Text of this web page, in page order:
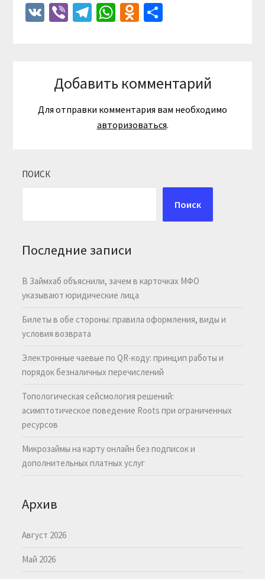
VKViberTelegram
WhatsApp
Odnoklassniki
Отправить
Добавить комментарий
Для отправки комментария вам необходимо
авторизоваться.
ПОИСК
Поиск
Последние записи
В Займхаб объяснили, зачем в карточках МФО
указывают юридические лица
Билеты в обе стороны: правила оформления, виды и
условия возврата
Электронные чаевые по QR-коду: принцип работы и
порядок безналичных перечислений
Топологическая сейсмология решений:
асимптотическое поведение Roots при ограниченных
ресурсов
Микрозаймы на карту онлайн без подписок и
дополнительных платных услуг
Архив
Август 2026
Май 2026